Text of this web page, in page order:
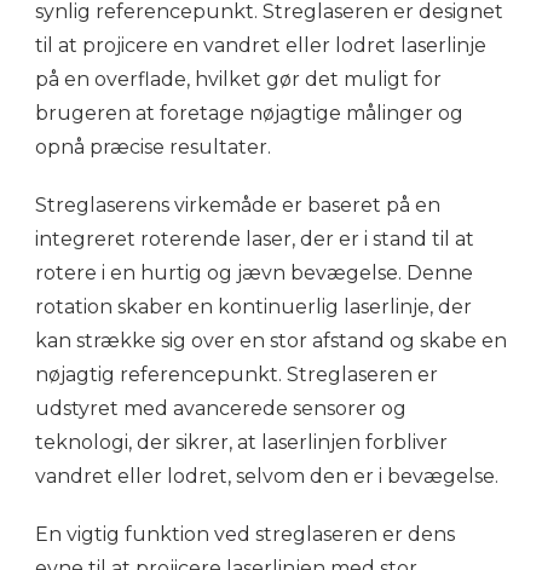
synlig referencepunkt. Streglaseren er designet
til at projicere en vandret eller lodret laserlinje
på en overflade, hvilket gør det muligt for
brugeren at foretage nøjagtige målinger og
opnå præcise resultater.
Streglaserens virkemåde er baseret på en
integreret roterende laser, der er i stand til at
rotere i en hurtig og jævn bevægelse. Denne
rotation skaber en kontinuerlig laserlinje, der
kan strække sig over en stor afstand og skabe en
nøjagtig referencepunkt. Streglaseren er
udstyret med avancerede sensorer og
teknologi, der sikrer, at laserlinjen forbliver
vandret eller lodret, selvom den er i bevægelse.
En vigtig funktion ved streglaseren er dens